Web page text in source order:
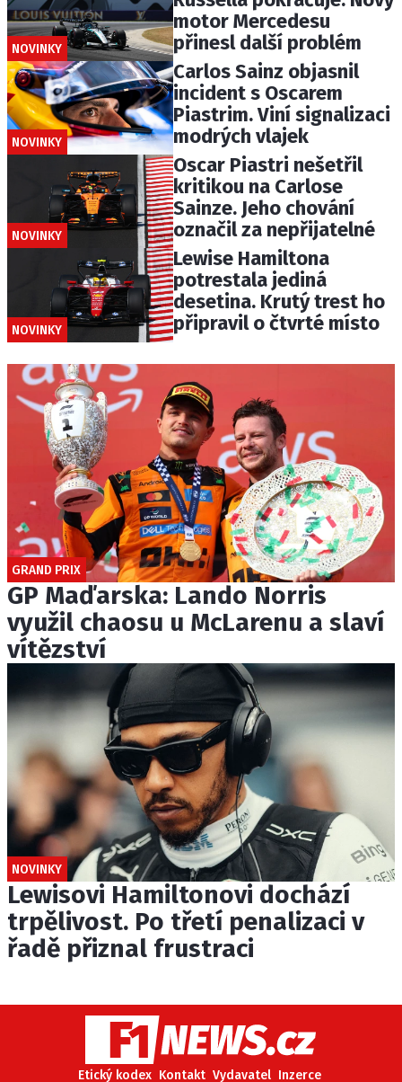
NOVINKY
motor Mercedesu
přinesl další problém
NOVINKY
Carlos Sainz objasnil
incident s Oscarem
Piastrim. Viní signalizaci
modrých vlajek
NOVINKY
Oscar Piastri nešetřil
kritikou na Carlose
Sainze. Jeho chování
označil za nepřijatelné
NOVINKY
Lewise Hamiltona
potrestala jediná
desetina. Krutý trest ho
připravil o čtvrté místo
GRAND PRIX
GP Maďarska: Lando Norris
využil chaosu u McLarenu a slaví
vítězství
NOVINKY
Lewisovi Hamiltonovi dochází
trpělivost. Po třetí penalizaci v
řadě přiznal frustraci
Etický kodex Kontakt Vydavatel Inzerce